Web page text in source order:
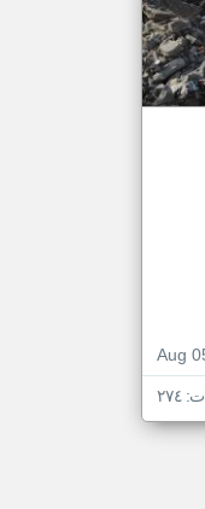
الدولة
مدار الساعة
العاجلة والمباشرة
Aug